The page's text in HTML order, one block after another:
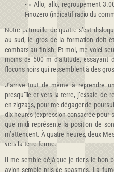
- « Allo, allo, regroupement
Finozero (indicatif radio du
Notre patrouille de quatre s’est
au sud, le gros de la formation doit
combats au finish. Et moi, me voici
moins de 500 m d’altitude, essayant
flocons noirs qui ressemblent à des
J’arrive tout de même à reprendre
presqu’île et vers la terre, j’essaie de
en zigzags, pour me dégager de
dix heures (expression consacrée pour
que midi représente la position de
m’attendent. À quatre heures, deux
vers la terre ferme.
Il me semble déjà que je tiens le bon
avion semble pris de spasmes. La